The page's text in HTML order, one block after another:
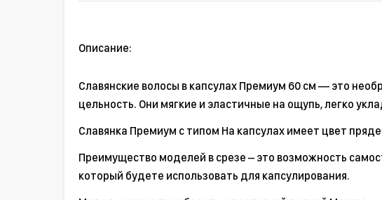
Описание:
Славянские волосы в капсулах Премиум 60 см — это
цельность. Они мягкие и эластичные на ощупь, легко
Славянка Премиум с типом На капсулах имеет цвет
Преимущество моделей в срезе – это возможность
который будете использовать для капсулирования.